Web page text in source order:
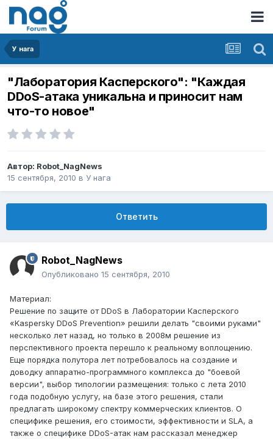
У нага
"Лаборатория Касперского": "Каждая
DDoS-атака уникальна и приносит нам
что-то новое"
Автор: Robot_NagNews
15 сентября, 2010 в У нага
Ответить
Robot_NagNews
Опубликовано 15 сентября, 2010
Материал:
Решение по защите от DDoS в Лаборатории Касперского
«Kaspersky DDoS Prevention» решили делать "своими руками"
несколько лет назад, но только в 2008м решение из
перспективного проекта перешло к реальному воплощению.
Еще порядка полутора лет потребовалось на создание и
доводку аппаратно-программного комплекса до "боевой
версии", выбор типологии размещения: только с лета 2010
года подобную услугу, на базе этого решения, стали
предлагать широкому спектру коммерческих клиентов. О
специфике решения, его стоимости, эффективности и SLA, а
также о специфике DDoS-атак нам рассказал менеджер